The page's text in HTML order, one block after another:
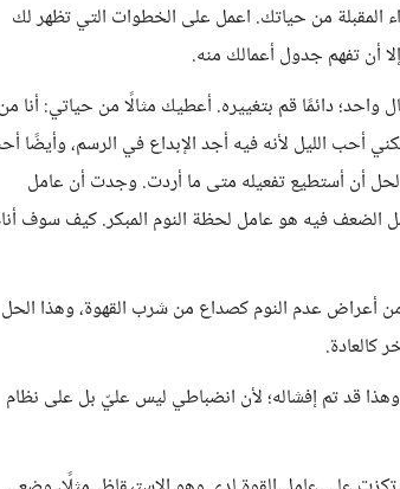
المقبلة من حياتك. اعمل على الخطوات التي تظهر لك
أن تفهم جدول أعمالك منه.
دائمًا قم بتغييره. أعطيك مثالًا من حياتي: أنا من
أحب الليل لأنه فيه أجد الإبداع في الرسم، وأيضًا
أن أستطيع تفعيله متى ما أردت. وجدت أن عامل
الضعف فيه هو عامل لحظة النوم المبكر. كيف سوف
إلى 9 مساءً، ولكن كنت أعاني من أعراض عدم النوم كصداع من شرب القهوة، وهذا الحل
كالعادة.
قد تم إفشاله؛ لأن انضباطي ليس عليّ بل على نظام